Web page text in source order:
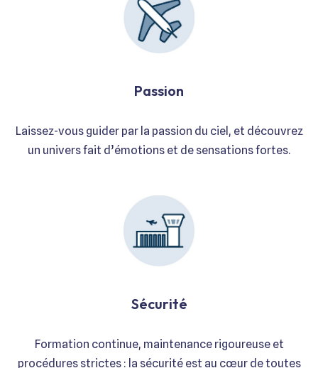
Passion
Laissez-vous guider par la passion du ciel, et découvrez
un univers fait d’émotions et de sensations fortes.
Sécurité
Formation continue, maintenance rigoureuse et
procédures strictes : la sécurité est au cœur de toutes